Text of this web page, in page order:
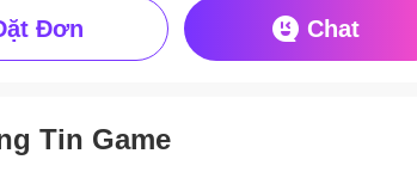
Đơn Chat
Tin Game